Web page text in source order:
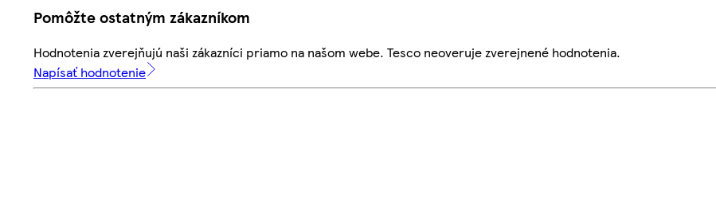
Pomôžte ostatným zákazníkom
Hodnotenia zverejňujú naši zákazníci priamo na našom webe. Tesco neoveruje zverejnené hodnotenia.
Napísať hodnotenie